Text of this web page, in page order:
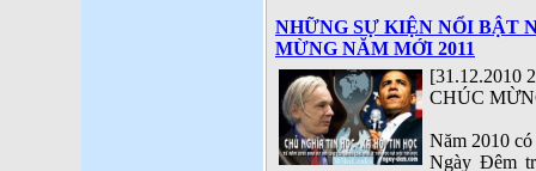
NHỮNG SỰ KIỆN NỔI BẬT
MỪNG NĂM MỚI 2011
[31.12.2010
CHÚC
Năm 2010
Ngày Đêm